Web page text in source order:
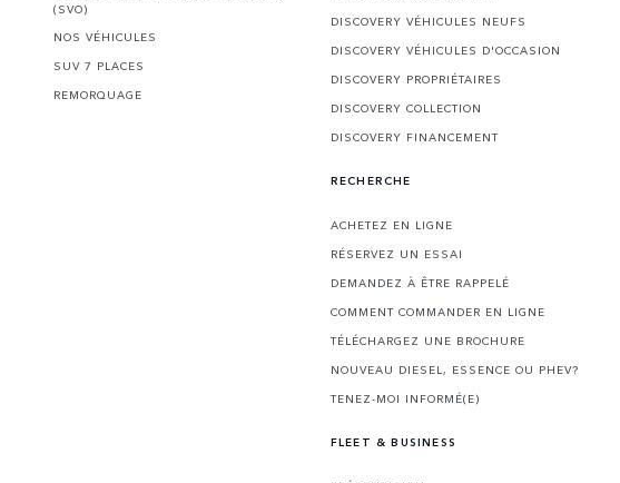
(SVO)
NOS VÉHICULES
SUV 7 PLACES
REMORQUAGE
DISCOVERY VÉHICULES NEUFS
DISCOVERY VÉHICULES D'OCCASION
DISCOVERY PROPRIÉTAIRES
DISCOVERY COLLECTION
DISCOVERY FINANCEMENT
RECHERCHE
ACHETEZ EN LIGNE
RÉSERVEZ UN ESSAI
DEMANDEZ À ÊTRE RAPPELÉ
COMMENT COMMANDER EN LIGNE
TÉLÉCHARGEZ UNE BROCHURE
NOUVEAU DIESEL, ESSENCE OU PHEV?
TENEZ-MOI INFORMÉ(E)
FLEET & BUSINESS